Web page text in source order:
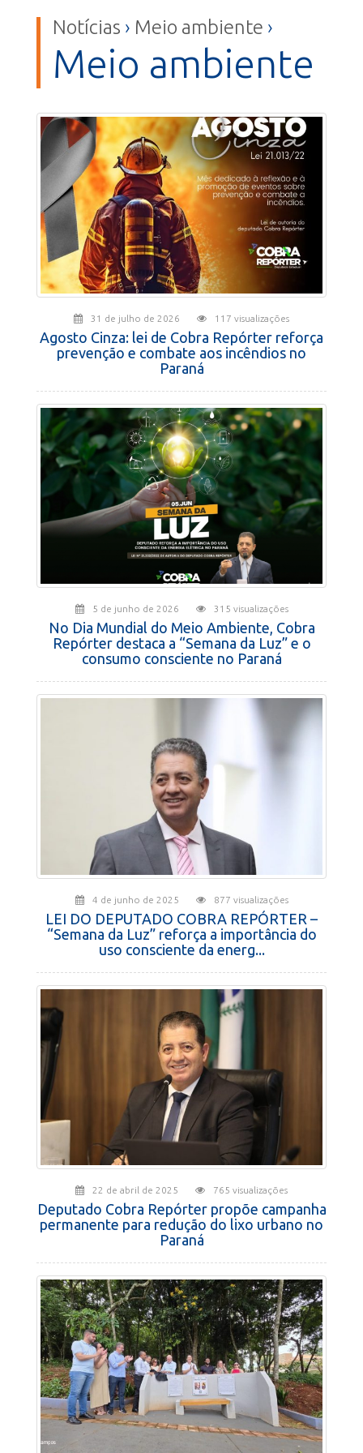
Notícias › Meio ambiente ›
Meio ambiente
31 de julho de 2026 117 visualizações
Agosto Cinza: lei de Cobra Repórter reforça
prevenção e combate aos incêndios no
Paraná
5 de junho de 2026 315 visualizações
No Dia Mundial do Meio Ambiente, Cobra
Repórter destaca a “Semana da Luz” e o
consumo consciente no Paraná
4 de junho de 2025 877 visualizações
LEI DO DEPUTADO COBRA REPÓRTER –
“Semana da Luz” reforça a importância do
uso consciente da energ...
22 de abril de 2025 765 visualizações
Deputado Cobra Repórter propõe campanha
permanente para redução do lixo urbano no
Paraná